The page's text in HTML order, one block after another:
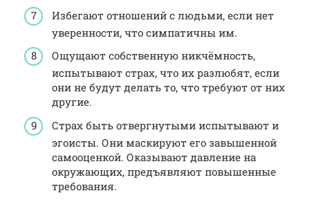
Избегают отношений с людьми, если нет
уверенности, что симпатичны им.
Ощущают собственную никчёмность,
испытывают страх, что их разлюбят, если
они не будут делать то, что требуют от них
другие.
Страх быть отвергнутыми испытывают и
эгоисты. Они маскируют его завышенной
самооценкой. Оказывают давление на
окружающих, предъявляют повышенные
требования.